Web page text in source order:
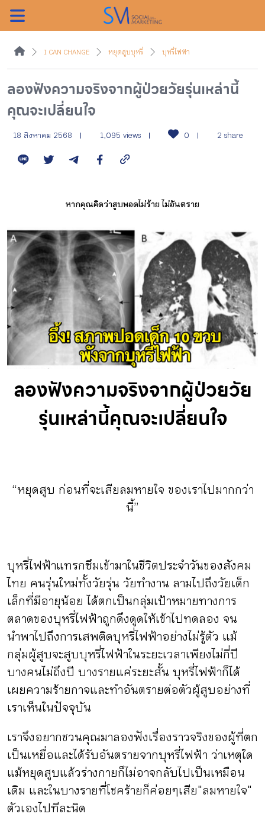
ค้นหา
หน้าแรกแคมเปญ
บทความแนะนำ
บทความแคมเปญ
สื่อของแคมเปญ
กิจกรรม
หัวข้อที่เราแนะนำ
เข้าสู่ระบบ/สมัครสมาชิก
I CAN CHANGE หยุดสูบบุหรี่ บุหรี่ไฟฟ้า
ลองฟังความจริงจากผู้ป่วยวัยรุ่นเหล่านี้
คุณจะเปลี่ยนใจ
18 สิงหาคม 2568 1,095 views 0 2 share
หากคุณคิดว่าสูบพอดไม่ร้าย ไม่อันตราย
ลองฟังความจริงจากผู้ป่วยวัย
รุ่นเหล่านี้คุณจะเปลี่ยนใจ
“หยุดสูบ ก่อนที่จะเสียลมหายใจ ของเราไปมากกว่า
นี้”
บุหรี่ไฟฟ้าแทรกซึมเข้ามาในชีวิตประจำวันของสังคม
ไทย คนรุ่นใหม่ทั้งวัยรุ่น วัยทำงาน ลามไปถึงวัยเด็ก
เล็กที่มีอายุน้อย ได้ตกเป็นกลุ่มเป้าหมายทางการ
ตลาดของบุหรี่ไฟฟ้าถูกดึงดูดให้เข้าไปทดลอง จน
นำพาไปถึงการเสพติดบุหรี่ไฟฟ้าอย่างไม่รู้ตัว แม้
กลุ่มผู้สูบจะสูบบุหรี่ไฟฟ้าในระยะเวลาเพียงไม่กี่ปี
บางคนไม่ถึงปี บางรายแค่ระยะสั้น บุหรี่ไฟฟ้าก็ได้
เผยความร้ายกาจและทำอันตรายต่อตัวผู้สูบอย่างที่
เราเห็นในปัจจุบัน
เราจึงอยากชวนคุณมาลองฟังเรื่องราวจริงของผู้ที่ตก
เป็นเหยื่อและได้รับอันตรายจากบุหรี่ไฟฟ้า ว่าเหตุใด
แม้หยุดสูบแล้วร่างกายก็ไม่อาจกลับไปเป็นเหมือน
เดิม และในบางรายที่โชคร้ายก็ค่อยๆเสีย "ลมหายใจ"
ตัวเองไปทีละนิด